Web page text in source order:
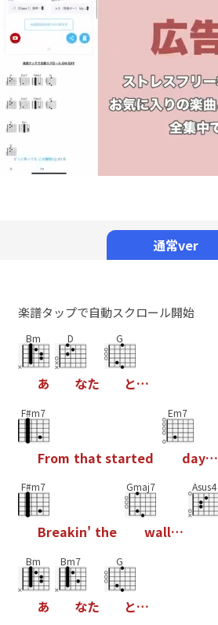
通常ver
楽譜タップで自動スクロール開始
Bm
あ
D
なた
G
と…
F#m7
From thatstarted
Em7
day…
F#m7
Breakin' the
Gmaj7
wall…
Asus4
Bm
あ
Bm7
なた
G
と…